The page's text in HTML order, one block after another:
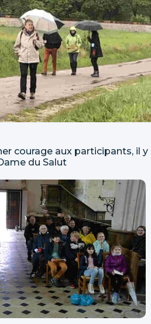
courage aux participants, il
du Salut